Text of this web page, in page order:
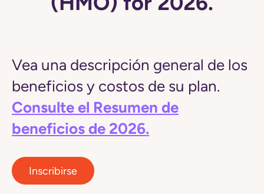
Vea una descripción general de los
beneficios y costos de su plan.
Consulte el Resumen de
beneficios de 2026.
Inscribirse